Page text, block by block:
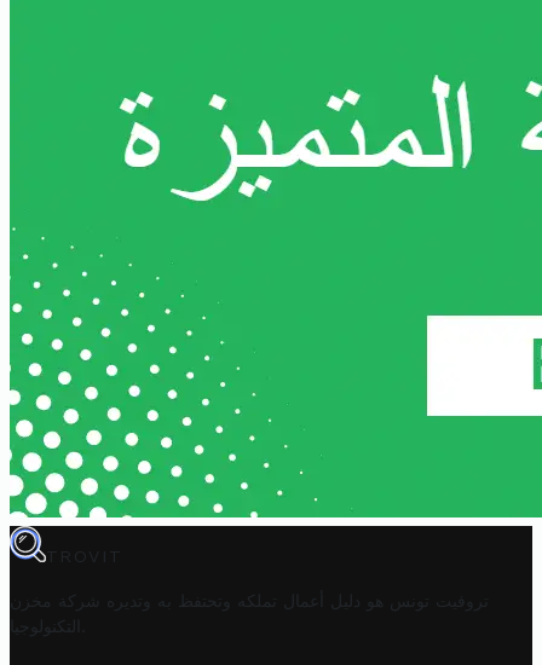
TROVIT
تروفيت تونس هو دليل أعمال تملكه وتحتفظ به وتديره
شركة مخزن
التكنولوجيا